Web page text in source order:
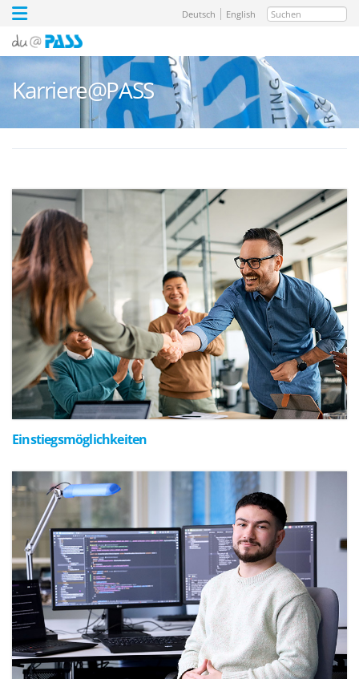
Suchen
Deutsch English
Karriere@PASS
Einstiegsmöglichkeiten